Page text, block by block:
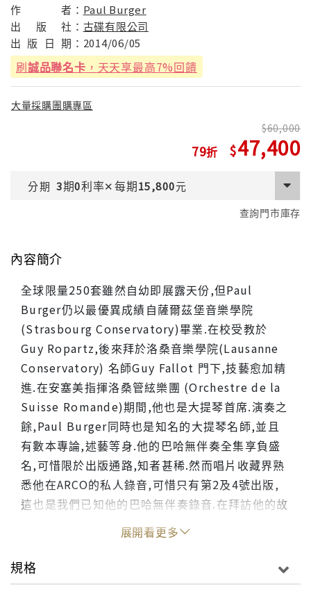
作 者： Paul Burger
出
版 社： 古碟有限公司
出 版 日 期： 2014/06/05
刷誠品聯名卡 ，天天享最高7%回饋
大量採購團購專區
79
60,000
47,400
分期 3期0利率✕每期15,800元
查詢門市庫存
內容簡介
全球限量250套雖然自幼即展露天份,但Paul
Burger仍以最優異成績自薩爾茲堡音樂學院
(Strasbourg Conservatory)畢業.在校受教於
Guy Ropartz,後來拜於洛桑音樂學院(Lausanne
Conservatory) 名師Guy Fallot 門下,技藝愈加精
進.在安塞美指揮洛桑管絃樂團 (Orchestre de la
Suisse Romande)期間,他也是大提琴首席.演奏之
餘,Paul Burger同時也是知名的大提琴名師,並且
有數本專論,述藝等身.他的巴哈無伴奏全集享負盛
名,可惜限於出版通路,知者甚稀.然而唱片收藏界熟
悉他在ARCO的私人錄音,可惜只有第2及4號出版,
這也是我們已知他的巴哈無伴奏錄音.在拜訪他的故
宅過程,除了他少許的ARCO唱片庫存外(已售罄),我
們驚喜地發現他的全套錄音母帶,竟然就留存他的家
中!這又是大提琴錄音收藏界重大的發現.我們謹慎
地採全類比壓製250份,也欣喜發現全集和早前單張
展開看更多
規格